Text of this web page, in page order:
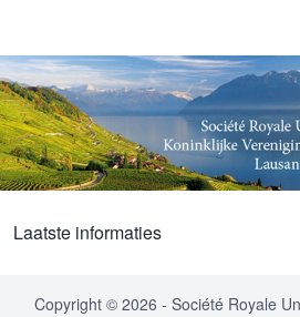
Laatste informaties
Copyright © 2026 - Société Royale